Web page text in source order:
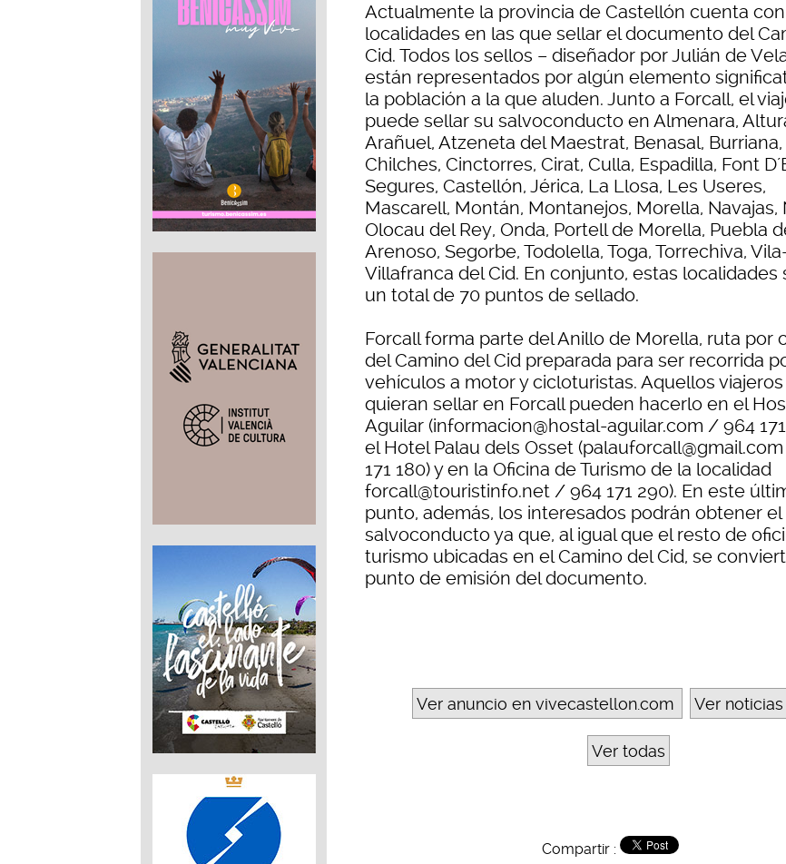
Actualmente la provincia de Castellón cuenta
localidades en las que sellar el documento del
Cid. Todos los sellos – diseñador por Julián de
están representados por algún elemento
la población a la que aluden. Junto a Forcall, el
puede sellar su salvoconducto en Almenara,
Arañuel, Atzeneta del Maestrat, Benasal, Burriana,
Chilches, Cinctorres, Cirat, Culla, Espadilla, Font
Segures, Castellón, Jérica, La Llosa, Les Useres,
Mascarell, Montán, Montanejos, Morella, Navajas,
Olocau del Rey, Onda, Portell de Morella, Puebla
Arenoso, Segorbe, Todolella, Toga, Torrechiva,
Villafranca del Cid. En conjunto, estas localidades
un total de 70 puntos de sellado.
Forcall forma parte del Anillo de Morella, ruta por
del Camino del Cid preparada para ser recorrida
vehículos a motor y cicloturistas. Aquellos
quieran sellar en Forcall pueden hacerlo en el
Aguilar (informacion@hostal-aguilar.com / 964
el Hotel Palau dels Osset
171 180) y en la Oficina de Turismo de la localidad
forcall@touristinfo.net / 964 171 290). En este
punto, además, los interesados podrán obtener el
salvoconducto ya que, al igual que el resto de
turismo ubicadas en el Camino del Cid, se
punto de emisión del documento.
Ver anuncio en vivecastellon.com Ver
Ver todas
Compartir :